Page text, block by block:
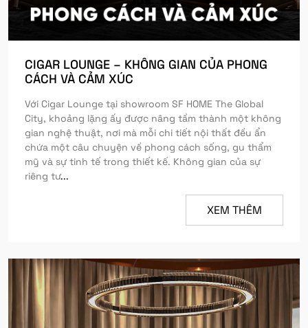
CIGAR LOUNGE – KHÔNG GIAN CỦA PHONG
CÁCH VÀ CẢM XÚC
Với Cigar Lounge tại showroom SF HOME The Global
City, khoảng lặng ấy được nâng tầm thành một không
gian nghệ thuật, nơi mà mỗi chi tiết nội thất đều ẩn
chứa một câu chuyện về phong cách sống, gu thẩm
mỹ và sự tinh tế trong thiết kế. Không gian của sự
riêng tư...
XEM THÊM